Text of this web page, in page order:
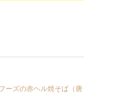
ーズの赤ヘル焼そば（唐